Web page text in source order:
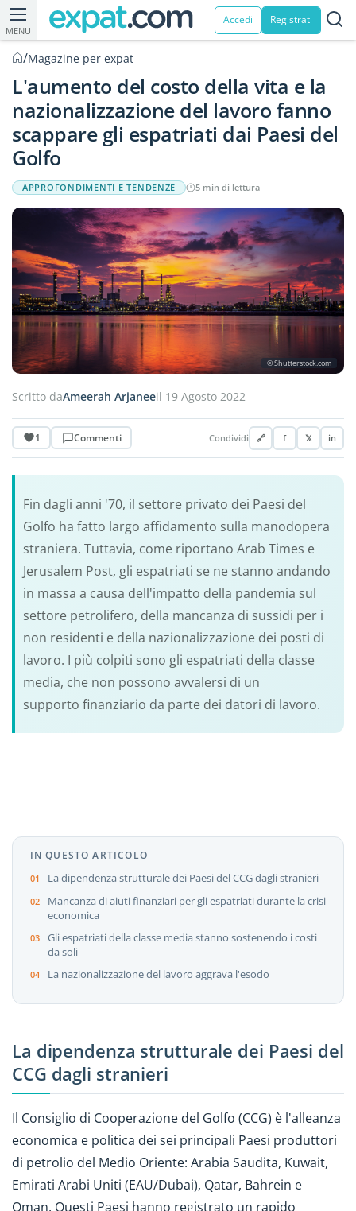
MENU
Accedi Registrati
/Magazine per expat
L'aumento del costo della vita e la
nazionalizzazione del lavoro fanno
scappare gli espatriati dai Paesi del
Golfo
APPROFONDIMENTI E TENDENZE 5 min di lettura
© Shutterstock.com
Scritto daAmeerah Arjaneeil 19 Agosto 2022
1 Commenti Condividi 🔗 f 𝕏 in
Fin dagli anni '70, il settore privato dei Paesi del
Golfo ha fatto largo affidamento sulla manodopera
straniera. Tuttavia, come riportano Arab Times e
Jerusalem Post, gli espatriati se ne stanno andando
in massa a causa dell'impatto della pandemia sul
settore petrolifero, della mancanza di sussidi per i
non residenti e della nazionalizzazione dei posti di
lavoro. I più colpiti sono gli espatriati della classe
media, che non possono avvalersi di un
supporto finanziario da parte dei datori di lavoro.
IN QUESTO ARTICOLO
La dipendenza strutturale dei Paesi del CCG dagli stranieri
Mancanza di aiuti finanziari per gli espatriati durante la crisi
economica
Gli espatriati della classe media stanno sostenendo i costi
da soli
La nazionalizzazione del lavoro aggrava l'esodo
La dipendenza strutturale dei Paesi del
CCG dagli stranieri
Il Consiglio di Cooperazione del Golfo (CCG) è l'alleanza
economica e politica dei sei principali Paesi produttori
di petrolio del Medio Oriente: Arabia Saudita, Kuwait,
Emirati Arabi Uniti (EAU/Dubai), Qatar, Bahrein e
Oman. Questi Paesi hanno registrato un rapido